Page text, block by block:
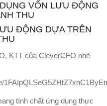
VỐN LƯU ĐỘNG
THU
ĐỘNG DỰA TRÊN
KTT của CleverCFO nhé
tính chất ứng dụng thực